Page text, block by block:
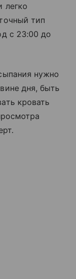
легко
тип
с 23:00 до
нужно
дня, быть
кровать